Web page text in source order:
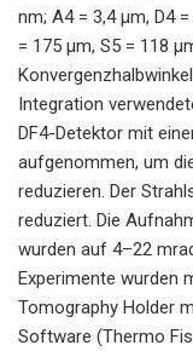
nm; A4 = 3,4 µm, D4
= 175 µm, S5 = 118
Integration
DF4-Detektor mit
aufgenommen, um
reduzieren. Der
reduziert. Die
wurden auf 4–22
Experimente wurden
Tomography Holder
Software (Thermo